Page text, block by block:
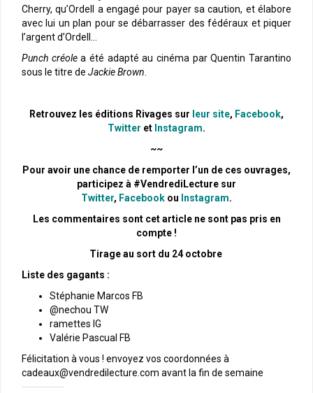
Cherry, qu’Ordell a engagé pour payer sa caution, et élabore
avec lui un plan pour se débarrasser des fédéraux et piquer
l’argent d’Ordell…
Punch créolea été adapté au cinéma par Quentin Tarantino
sous le titre de Jackie Brown
Retrouvez les éditions Rivages sur leur site, Facebook,
Twitter et Instagram.
~~
Pour avoir une chance de remporter l’un de ces ouvrages,
participez à #VendrediLecture sur
Twitter, Facebook ou Instagram.
Les commentaires sont cet article ne sont pas pris en
compte !
Tirage au sort du 24 octobre
Liste des gagants :
Stéphanie Marcos FB
@nechou TW
ramettes IG
Valérie Pascual FB
Félicitation à vous ! envoyez vos coordonnées à
cadeaux@vendredilecture.com avant la fin de semaine